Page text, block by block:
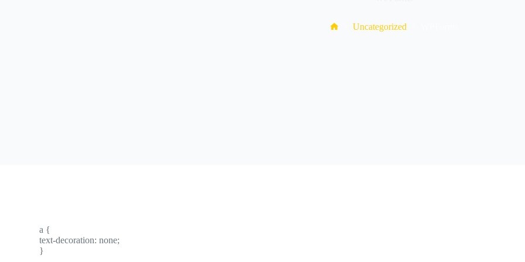
HomeUncategorized
a {
text-decoration: none;
}